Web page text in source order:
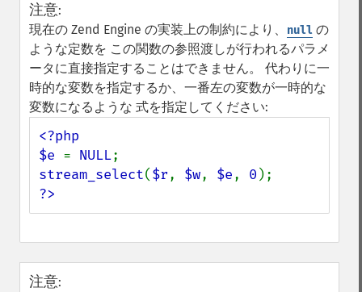
注意:
現在の Zend Engine の実装上の制約により、
null の
ような定数を この関数の参照渡しが行われるパラメ
ータに直接指定することはできません。 代わりに一
時的な変数を指定するか、一番左の変数が一時的な
変数になるような 式を指定してください:
<?php
$e = NULL
stream_select($r, $w, $e, 0
?>
注意: